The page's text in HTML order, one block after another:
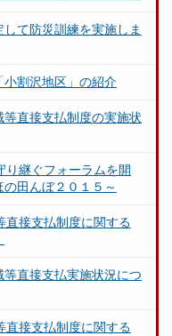
て防災訓練を実施しま
割沢地区」の紹介
直接支払制度の実施状
継ぐフォーラムを開
田んぼ２０１５～
直接支払制度に関する
直接支払実施状況につ
直接支払制度に関する